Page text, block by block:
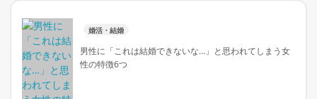
婚活・結婚
男性に「これは結婚できないな…」と思われてしまう女
性の特徴6つ